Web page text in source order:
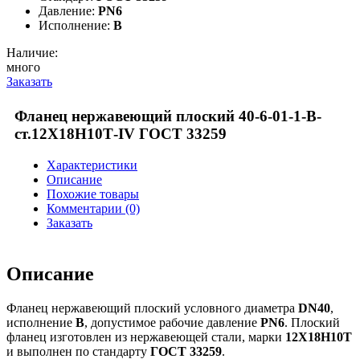
Давление: PN6
Исполнение: B
Наличие:
много
Заказать
Фланец нержавеющий плоский 40-6-01-1-В-
ст.12Х18Н10Т-IV ГОСТ 33259
Характеристики
Описание
Похожие товары
Комментарии (0)
Заказать
Описание
Фланец нержавеющий плоский условного диаметра DN40,
исполнение B, допустимое рабочие давление PN6. Плоский
фланец изготовлен из нержавеющей стали, марки 12Х18Н10Т
и выполнен по стандарту ГОСТ 33259.